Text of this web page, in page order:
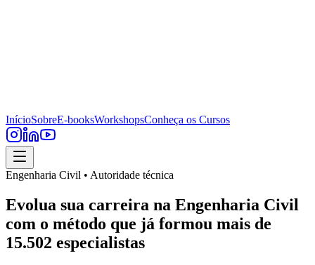
InícioSobreE-booksWorkshopsConheça os Cursos
Engenharia Civil • Autoridade técnica
Evolua sua carreira na Engenharia Civil
com o método que já formou mais de
15.502 especialistas